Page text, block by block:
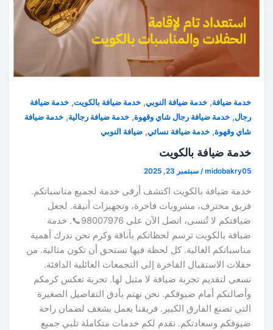
خدمة ضيافة, خدمة ضيافة النوبي, خدمة ضيافة بالكويت, خدمة ضيافة
رجال , خدمة ضيافة رجال شاي وقهوة, خدمة ضيافة رجالية, خدمة ضيافة
شاي وقهوة, خدمة ضيافة نسائي, ضيافة النوبي
خدمة ضيافة بالكويت
midobakry05
/سبتمبر 23, 2025
خدمة ضيافة بالكويت اكتشف أرقى خدمة لجميع مناسباتكم.
فريق محترف، مشروبات فاخرة، وتجهيزات أنيقة. لجعل
ضيافتكم لا تُنسى، اتصل الآن على 98007976📞. خدمة
ضيافة بالكويت ترسم لحظاتكم بأناقة وكرم نحن ندرك أهمية
مناسباتكم الغالية. كل لحظة فيها تستحق أن تكون مثالية. من
حفلات الاستقبال الفاخرة إلى التجمعات العائلية الدافئة.
نسعى لتقديم تجربة ضيافة لا مثيل لها. تجربة تعكس كرمكم
وأصالتكم أمام ضيوفكم. نحن نهتم بأدق التفاصيل الصغيرة
التي تصنع الفارق الكبير. فريقنا يعمل بشغف لضمان راحة
ضيوفكم وسعادتكم. نقدم لكم خدمات متكاملة تلبي جميع